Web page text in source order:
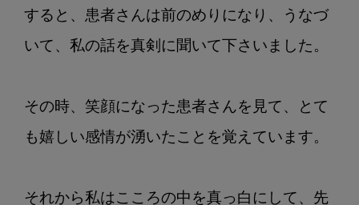
すると、患者さんは前のめりになり、うなづ
いて、私の話を真剣に聞いて下さいました。
その時、笑顔になった患者さんを見て、とて
も嬉しい感情が湧いたことを覚えています。
それから私はこころの中を真っ白にして、先